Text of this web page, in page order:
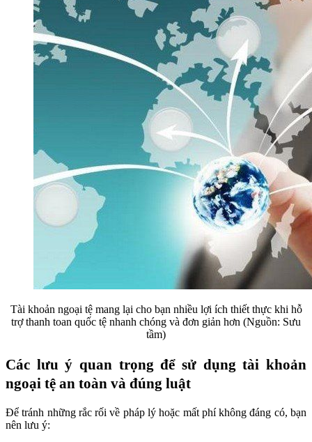
Tài khoản ngoại tệ mang lại cho bạn nhiều lợi ích thiết thực khi hỗ
trợ thanh toan quốc tệ nhanh chóng và đơn giản hơn (Nguồn: Sưu
tầm)
Các lưu ý quan trọng để sử dụng tài khoản
ngoại tệ an toàn và đúng luật
Để tránh những rắc rối về pháp lý hoặc mất phí không đáng có, bạn
nên lưu ý: